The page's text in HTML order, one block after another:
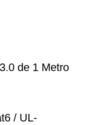
de 1 Metro
/ UL-